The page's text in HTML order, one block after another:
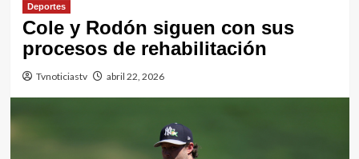
Deportes
Cole y Rodón siguen con sus
procesos de rehabilitación
Tvnoticiastv abril 22, 2026